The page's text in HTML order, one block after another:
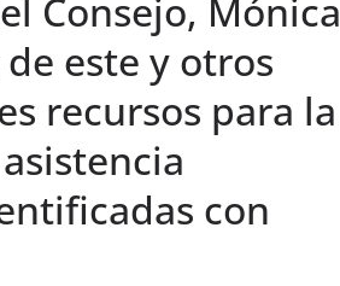
Consejo, Mónica
este y otros
recursos para la
con